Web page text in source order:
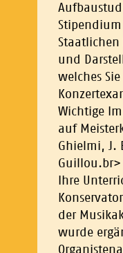
und
welches
Wichtige
auf
Ghielmi, J.
Guillou.br>
Ihre
der
wurde